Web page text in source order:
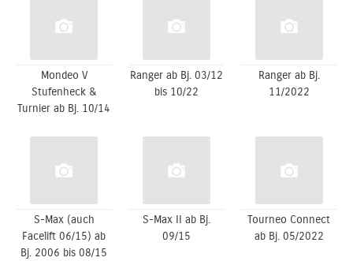
Mondeo V
Stufenheck &
Turnier ab Bj. 10/14
Ranger ab Bj. 03/12
bis 10/22
Ranger ab Bj.
11/2022
S-Max (auch
Facelift 06/15) ab
Bj. 2006 bis 08/15
S-Max II ab Bj.
09/15
Tourneo Connect
ab Bj. 05/2022